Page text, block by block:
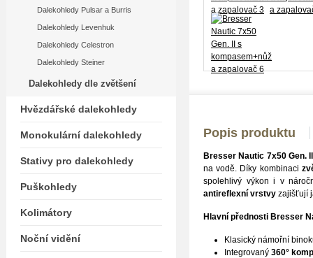
Popis produktu
Bresser Nautic 7x50 Gen. II
na vodě. Díky kombinaci
spolehlivý výkon i v
antireflexní vrstvy zajišťují
Hlavní přednosti Bresser
Klasický námořní
Integrovaný 360°
Dalekohledy Pulsar a Burris
Dalekohledy Levenhuk
Dalekohledy Celestron
Dalekohledy Steiner
Dalekohledy dle zvětšení
Hvězdářské dalekohledy
Monokulární dalekohledy
Stativy pro dalekohledy
Puškohledy
Kolimátory
Noční vidění